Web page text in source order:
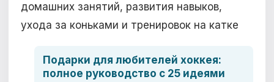
домашних занятий, развития навыков,
ухода за коньками и тренировок на катке
Подарки для любителей хоккея:
полное руководство с 25 идеями